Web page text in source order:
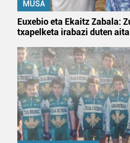
irakurri
MUSA
Euxebio eta Ekaitz Zabala:
txapelketa irabazi duten